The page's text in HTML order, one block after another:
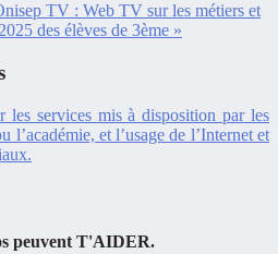
TV : Web TV sur les métiers et
des élèves de 3ème »
les services mis à disposition par les
l’académie, et l’usage de l’Internet et
peuvent T'AIDER.